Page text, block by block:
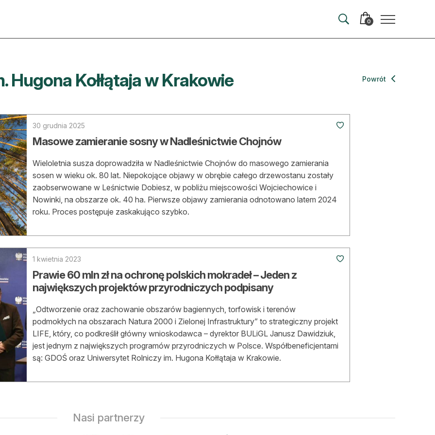
0
do lasu
drwala
na zakupach
prywatne
Prenumerata
Archiwum
Kontakt
Kołłątaja w Krakowie Powrót
30 grudnia 2025
Masowe zamieranie sosny w Nadleśnictwie Chojnów
Wieloletnia susza doprowadziła w Nadleśnictwie Chojnów do masowego zamierania
sosen w wieku ok. 80 lat. Niepokojące objawy w obrębie całego drzewostanu zostały
zaobserwowane w Leśnictwie Dobiesz, w pobliżu miejscowości Wojciechowice i
Nowinki, na obszarze ok. 40 ha. Pierwsze objawy zamierania odnotowano latem 2024
roku. Proces postępuje zaskakująco szybko.
1 kwietnia 2023
Prawie 60 mln zł na ochronę polskich mokradeł – Jeden z
największych projektów przyrodniczych podpisany
„Odtworzenie oraz zachowanie obszarów bagiennych, torfowisk i terenów
podmokłych na obszarach Natura 2000 i Zielonej Infrastruktury” to strategiczny projekt
LIFE, który, co podkreślił główny wnioskodawca – dyrektor BULiGL Janusz Dawidziuk,
jest jednym z największych programów przyrodniczych w Polsce. Współbeneficjentami
są: GDOŚ oraz Uniwersytet Rolniczy im. Hugona Kołłątaja w Krakowie.
Nasi partnerzy